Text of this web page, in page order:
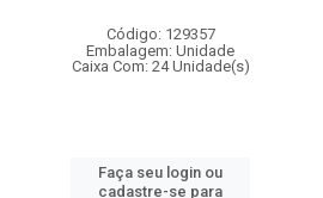
Código: 129357
Embalagem: Unidade
Caixa Com: 24 Unidade(s)
Faça seu login ou
cadastre-se para